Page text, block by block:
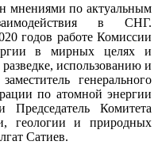
мнениями по актуальным
в СНГ.
годов работе Комиссии
в мирных целях и
использованию и
генерального
по атомной энергии
Комитета
геологии и природных
Сатиев.